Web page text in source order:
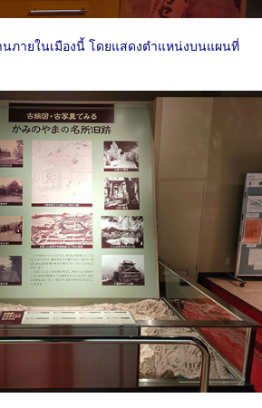
ภายในเมืองนี้ โดยแสดงตำแหน่งบนแผนที่